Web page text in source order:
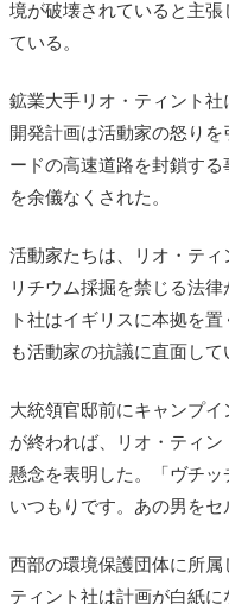
境が破壊されていると主
ている。
鉱業大手リオ・ティント
開発計画は活動家の怒り
ードの高速道路を封鎖す
を余儀なくされた。
活動家たちは、リオ・テ
リチウム採掘を禁じる法
ト社はイギリスに本拠を
も活動家の抗議に直面して
大統領官邸前にキャンプ
が終われば、リオ・ティ
懸念を表明した。「ヴチ
いつもりです。あの男をセ
西部の環境保護団体に所属
ティント社は計画が白紙に